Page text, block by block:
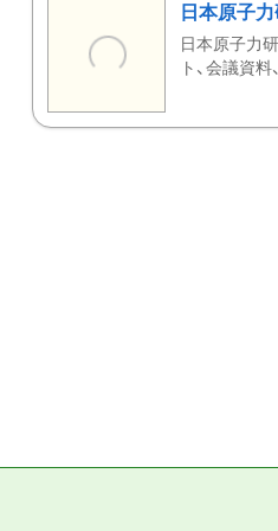
日本原子
日本原子力
ト、会議資